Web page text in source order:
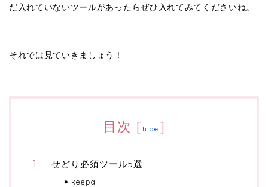
だ入れていないツールがあったらぜひ入れてみてくださいね。
それでは見ていきましょう！
目次 [ hide]
せどり必須ツール5選
keepa